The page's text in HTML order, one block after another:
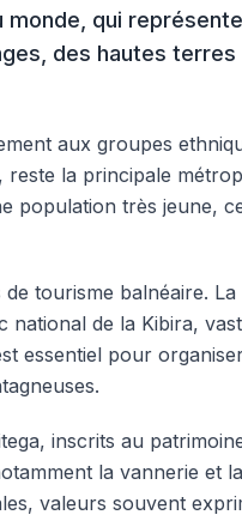
qui
des hautes
aux groupes
reste la principale
population très jeune,
tourisme balnéaire.
de la Kibira,
essentiel pour
inscrits au
la vannerie et
valeurs souvent